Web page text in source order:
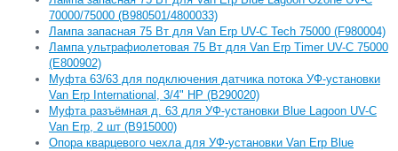
70000/75000 (B980501/4800033)
Лампа запасная 75 Вт для Van Erp UV-C Tech 75000 (F980004)
Лампа ультрафиолетовая 75 Вт для Van Erp Timer UV-C 75000
(E800902)
Муфта 63/63 для подключения датчика потока УФ-установки
Van Erp International, 3/4" НР (B290020)
Муфта разъёмная д. 63 для УФ-установки Blue Lagoon UV-C
Van Erp, 2 шт (B915000)
Опора кварцевого чехла для УФ-установки Van Erp Blue